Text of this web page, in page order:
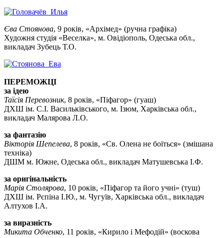
Єва Стоянова, 9 років, «Архімед» (ручна графіка)
Художня студія «Веселка», м. Овідіополь, Одеська обл.,
викладач Зубець Т.О.
ПЕРЕМОЖЦІ
за ідею
Таїсія Перевозник, 8 років, «Піфагор» (гуаш)
ДХШ ім. С.І. Васильківського, м. Ізюм, Харківська обл.,
викладач Малярова Л.О.
за фантазію
Вікторія Шепелева, 8 років, «Св. Олена не боїться» (змішана
техніка)
ДШМ м. Южне, Одеська обл., викладач Матушевська І.Ф.
за оригінальність
Марія Столярова, 10 років, «Піфагор та його учні» (туш)
ДХШ ім. Рєпіна І.Ю., м. Чугуїв, Харківська обл., викладач
Алтухов І.А.
за виразність
Микита Обченко, 11 років, «Кирило і Мефодій» (воскова